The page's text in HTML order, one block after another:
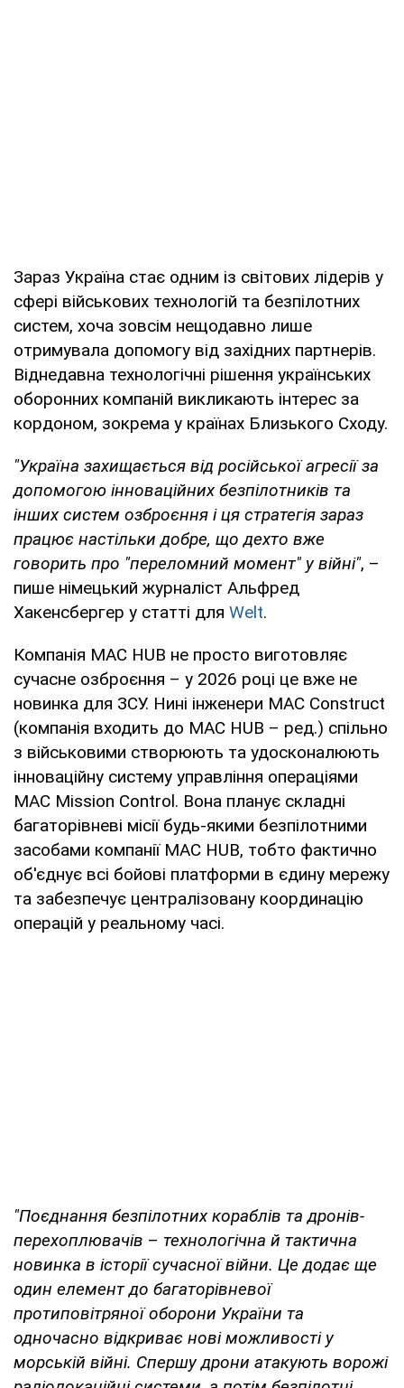
Зараз Україна стає одним із світових лідерів у
сфері військових технологій та безпілотних
систем, хоча зовсім нещодавно лише
отримувала допомогу від західних партнерів.
Віднедавна технологічні рішення українських
оборонних компаній викликають інтерес за
кордоном, зокрема у країнах Близького Сходу.
"Україна захищається від російської агресії за
допомогою інноваційних безпілотників та
інших систем озброєння і ця стратегія зараз
працює настільки добре, що дехто вже
говорить про "переломний момент" у війні", –
пише німецький журналіст Альфред
Хакенсбергер у статті для Welt.
Компанія MAC HUB не просто виготовляє
сучасне озброєння – у 2026 році це вже не
новинка для ЗСУ. Нині інженери MAC Construct
(компанія входить до МАС HUB – ред.) спільно
з військовими створюють та удосконалюють
інноваційну систему управління операціями
MAC Mission Control. Вона планує складні
багаторівневі місії будь-якими безпілотними
засобами компанії MAC HUB, тобто фактично
об'єднує всі бойові платформи в єдину мережу
та забезпечує централізовану координацію
операцій у реальному часі.
"Поєднання безпілотних кораблів та дронів-
перехоплювачів – технологічна й тактична
новинка в історії сучасної війни. Це додає ще
один елемент до багаторівневої
протиповітряної оборони України та
одночасно відкриває нові можливості у
морській війні. Спершу дрони атакують ворожі